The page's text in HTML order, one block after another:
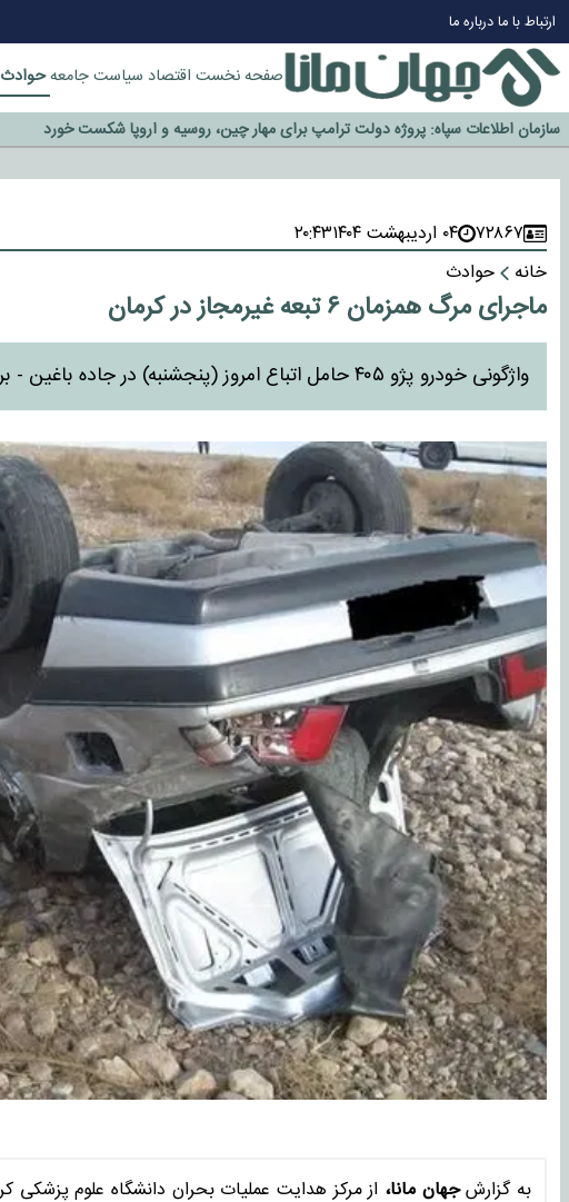
ارتباط با مادرباره ما
صفحه نخست اقتصاد سیاستجامعهحوادث
چرا طلا دوباره افزایشی شد؟
گزینه جدایی اوسمار روی میز مدیران پرسپولیس
آیا رئیس جمهور آمریکا قانون را دور می‌زند؟
سازمان اطلاعات سپاه: پروژه دولت ترامپ برای مهار چین، روسیه و اروپا شکست خورد
۷۲۸۶۷ ۰۴ اردیبهشت ۱۴۰۴
۲۰:۴۳
خانه
حوادث
ماجرای مرگ همزمان ۶ تبعه غیرمجاز در کرمان
واژگونی خودرو پژو ۴۰۵ حامل اتباع امروز (پنجشنبه) در جاده باغین - بردسیر ۶ کشته و چهار مصدوم بر جای گذاشت.
به گزارشجهان مانا،